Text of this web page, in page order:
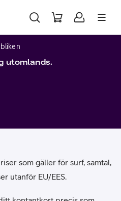
utomlands.
som gäller för surf, samtal,
utanför EU/EES.